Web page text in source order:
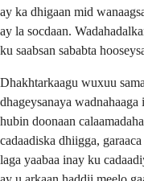
ay ka dhigaan mid
ay la socdaan.
ku saabsan sababta
Dhakhtarkaagu wuxuu
dhageysanaya
hubin doonaan
cadaadiska dhiigga,
laga yaabaa inay ku